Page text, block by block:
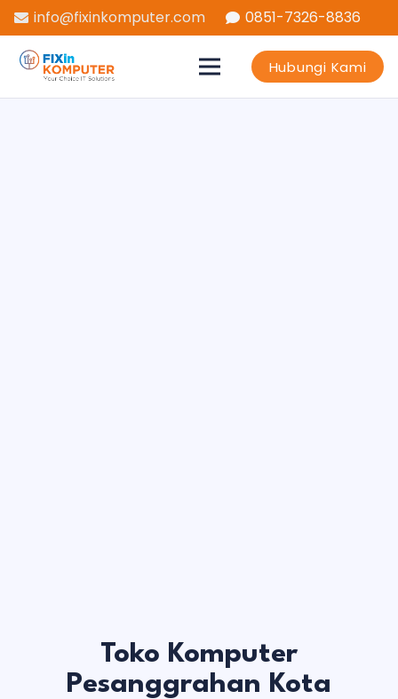
info@fixinkomputer.com 0851-7326-8836
Hubungi Kami
Toko Komputer
Pesanggrahan Kota